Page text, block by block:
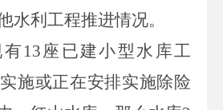
水利工程推进情况。
13 座已建小型水库工
施或正在安排实施除险